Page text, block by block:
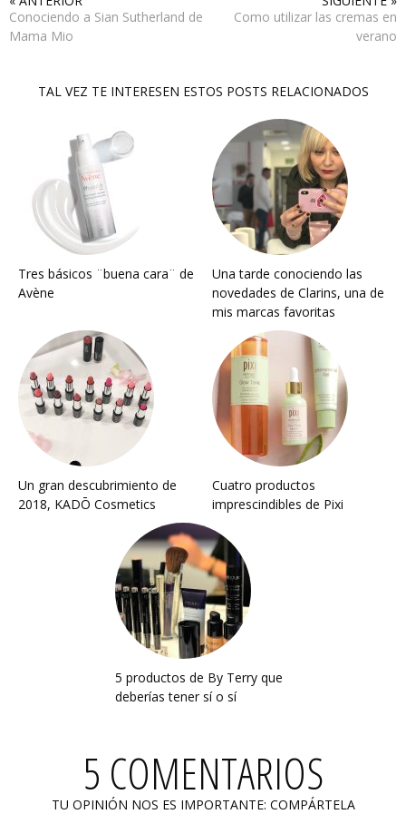
Conociendo a Sian Sutherland de
Mama Mio
Como utilizar las cremas en
verano
TAL VEZ TE INTERESEN ESTOS POSTS RELACIONADOS
Tres básicos ¨buena cara¨ de
Avène
Una tarde conociendo las
novedades de Clarins, una de
mis marcas favoritas
Un gran descubrimiento de
2018, KADŌ Cosmetics
Cuatro productos
imprescindibles de Pixi
5 productos de By Terry que
deberías tener sí o sí
5 COMENTARIOS
TU OPINIÓN NOS ES IMPORTANTE: COMPÁRTELA